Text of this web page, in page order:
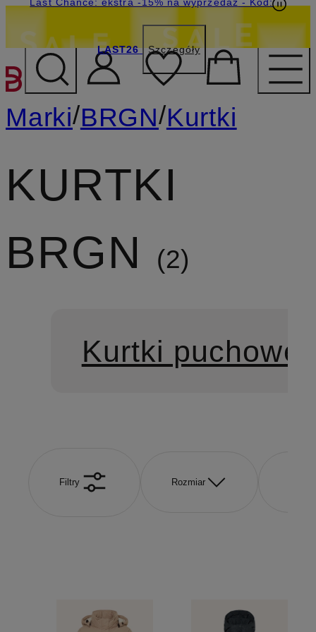
PRZEJDŹ DO GŁÓWNEJ
LAST26 Szczegóły
Marki/BRGN/Kurtki
KURTKI
BRGN
2
Kurtki puchowe
Filtry Rozmiar